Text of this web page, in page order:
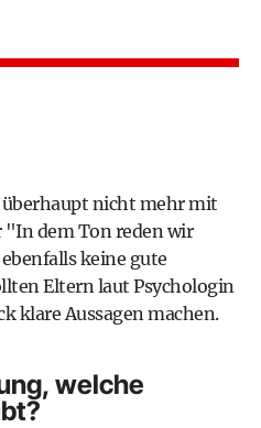
nicht mehr mit
dem Ton reden wir
keine gute
Eltern laut Psychologin
klare Aussagen machen.
welche